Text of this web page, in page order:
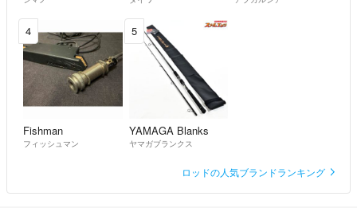
4
Fishman
フィッシュマン
5
YAMAGA Blanks
ヤマガブランクス
ロッドの人気ブランドランキング